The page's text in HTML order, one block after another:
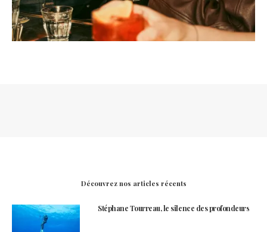
Découvrez nos articles récents
Stéphane Tourreau, le silence des profondeurs